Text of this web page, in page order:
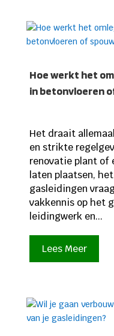
Hoe werkt het
in betonvloeren
Het draait
en strikte
renovatie plant of
laten plaatsen,
gasleidingen
vakkennis op het
leidingwerk en...
Lees Meer